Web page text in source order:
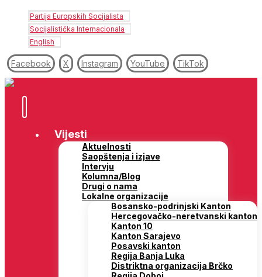
Partija Europskih Socijalista
Socijalistička Internacionala
English
Facebook X Instagram YouTube TikTok
Vijesti
Aktuelnosti
Saopštenja i izjave
Intervju
Kolumna/Blog
Drugi o nama
Lokalne organizacije
Bosansko-podrinjski Kanton
Hercegovačko-neretvanski kanton
Kanton 10
Kanton Sarajevo
Posavski kanton
Regija Banja Luka
Distriktna organizacija Brčko